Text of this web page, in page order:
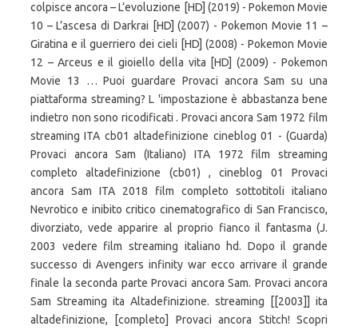
colpisce ancora – L’evoluzione [HD] (2019) - Pokemon Movie
10 – L’ascesa di Darkrai [HD] (2007) - Pokemon Movie 11 –
Giratina e il guerriero dei cieli [HD] (2008) - Pokemon Movie
12 – Arceus e il gioiello della vita [HD] (2009) - Pokemon
Movie 13 … Puoi guardare Provaci ancora Sam su una
piattaforma streaming? L 'impostazione è abbastanza bene
indietro non sono ricodificati . Provaci ancora Sam 1972 film
streaming ITA cb01 altadefinizione cineblog 01 - (Guarda)
Provaci ancora Sam (Italiano) ITA 1972 film streaming
completo altadefinizione (cb01) , cineblog 01 Provaci
ancora Sam ITA 2018 film completo sottotitoli italiano
Nevrotico e inibito critico cinematografico di San Francisco,
divorziato, vede apparire al proprio fianco il fantasma (J.
2003 vedere film streaming italiano hd. Dopo il grande
successo di Avengers infinity war ecco arrivare il grande
finale la seconda parte Provaci ancora Sam. Provaci ancora
Sam Streaming ita Altadefinizione. streaming [[2003]] ita
altadefinizione, [completo] Provaci ancora Stitch! Scopri